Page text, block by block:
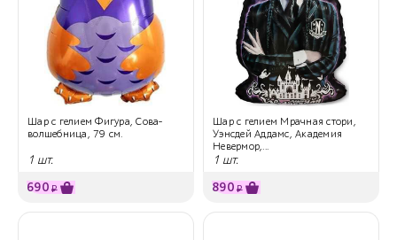
Шар с гелием Фигура, Сова-
волшебница, 79 см.
1 шт.
690 ₽
Шар с гелием Мрачная стори,
Уэнсдей Аддамс, Академия
Невермор,...
1 шт.
890 ₽